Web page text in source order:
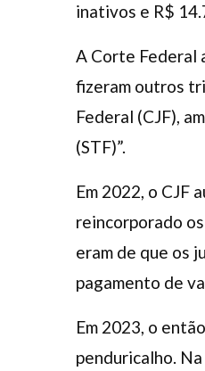
inativos e R$
A Corte Federal
fizeram outros
Federal (CJF),
(STF)”.
Em 2022, o CJF
reincorporado
eram de que os
pagamento de
Em 2023, o
penduricalho.